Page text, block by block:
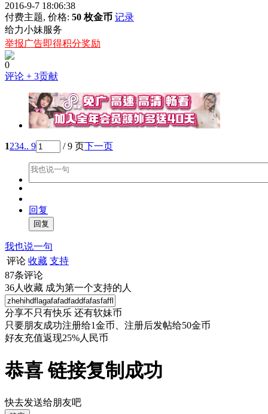
2016-9-7 18:06:38
付费主题, 价格: 50 枚金币 记录
给力小妹服务
举报广告即得积分奖励
0
评论 + 3贡献
1234.. 9 / 9 页下一页
回复
我也说一句
评论 收藏 支持
87条评论
36人收藏 成为第一个支持的人
分享不只有快乐 还有软妹币
只要朋友成功注册给1金币、注册后发帖给50金币
好友充值返现25%人民币
恭喜 链接复制成功
快去发送给朋友吧